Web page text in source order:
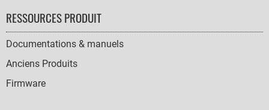
RESSOURCES PRODUIT
Documentations & manuels
Anciens Produits
Firmware